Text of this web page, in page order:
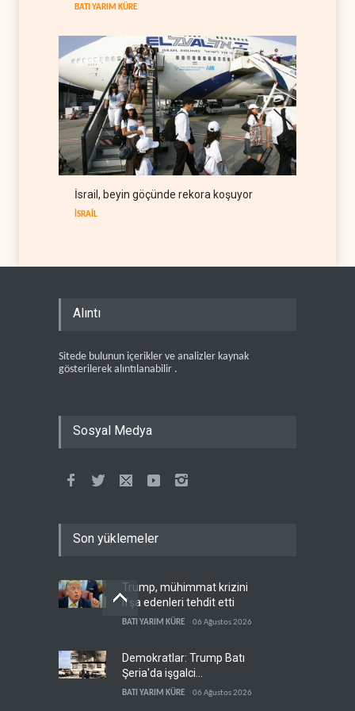
BATI YARIM KÜRE
İsrail, beyin göçünde rekora koşuyor
İSRAİL
Alıntı
Sitede bulunun içerikler ve analizler kaynak
gösterilerek alıntılanabilir .
Sosyal Medya
Son yüklemeler
Trump, mühimmat krizini
ifşa edenleri tehdit etti
BATI YARIM KÜRE 06 Ağustos 2026
Demokratlar: Trump Batı
Şeria'da işgalci
yerleşimcilere cezasızlık
BATI YARIM KÜRE 06 Ağustos 2026